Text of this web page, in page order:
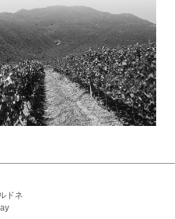
ドネ